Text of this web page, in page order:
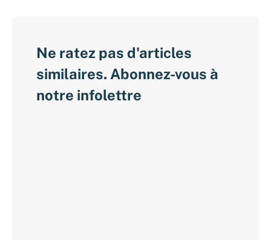
Ne ratez pas d'articles
similaires. Abonnez-vous à
notre infolettre